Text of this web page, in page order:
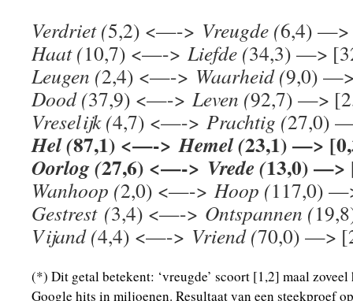
Verdriet (5,2) <—-> Vreugde (6,4)
Haat (10,7) <—-> Liefde (34,3) —>
Leugen (2,4) <—-> Waarheid (9,0)
Dood (37,9) <—-> Leven (92,7) —>
Vreselijk (4,7) <—-> Prachtig (27,0)
Hel (87,1) <—->Hemel (23,1) —>
Oorlog (27,6) <—-> Vrede (13,0) —>
Wanhoop (2,0) <—-> Hoop (117,0)
Gestrest (3,4) <—-> Ontspannen (
Vijand (4,4) <—-> Vriend (70,0) —>
(*) Dit getal betekent: ‘vreugde’ scoort [1,2] maal zoveel
Google hits in miljoenen. Resultaat van een steekproef